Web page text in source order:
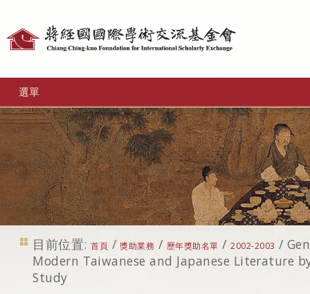
選單
目前位置: 首頁 /獎助業務 / 歷年獎助名單 /2002-2003 /
Modern Taiwanese and Japanese Literature
Study